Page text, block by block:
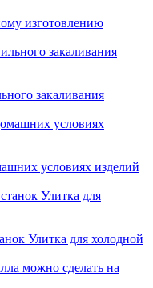
изготовлению
закаливания
условиях изделий
Улитка для холодной